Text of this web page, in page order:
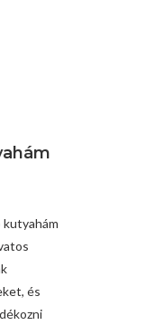
kutyahám
és